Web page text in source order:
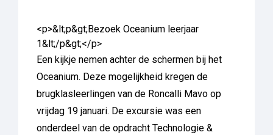
<p>&lt;p&gt;Bezoek Oceanium leerjaar
1&lt;/p&gt;</p>
Een kijkje nemen achter de schermen bij het
Oceanium. Deze mogelijkheid kregen de
brugklasleerlingen van de Roncalli Mavo op
vrijdag 19 januari. De excursie was een
onderdeel van de opdracht Technologie &